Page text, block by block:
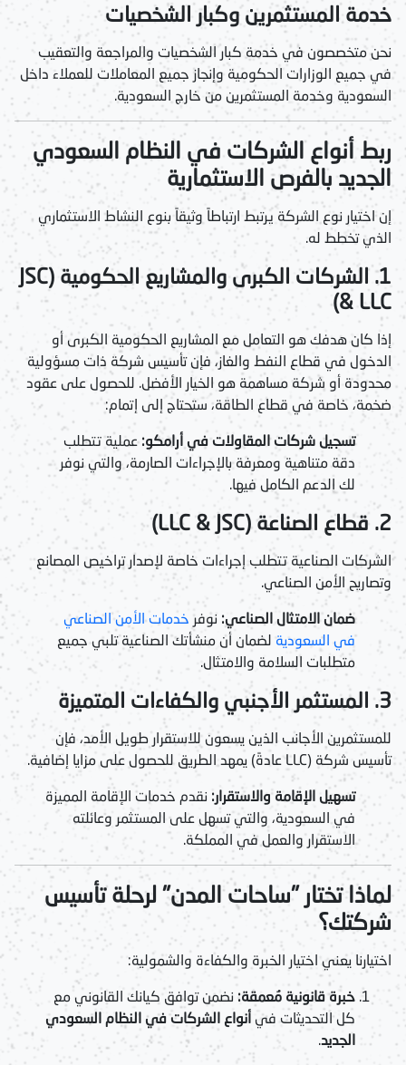
خدمة المستثمرين وكبار الشخصيات
نحن متخصصون في خدمة كبار الشخصيات والمراجعة والتعقيب
في جميع الوزارات الحكومية وإنجاز جميع المعاملات للعملاء داخل
السعودية وخدمة المستثمرين من خارج السعودية.
ربط أنواع الشركات في النظام السعودي
الجديد بالفرص الاستثمارية
إن اختيار نوع الشركة يرتبط ارتباطاً وثيقاً بنوع النشاط الاستثماري
الذي تخطط له.
1. الشركات الكبرى والمشاريع الحكومية (JSC
& LLC)
إذا كان هدفك هو التعامل مع المشاريع الحكومية الكبرى أو
الدخول في قطاع النفط والغاز، فإن تأسيس شركة ذات مسؤولية
محدودة أو شركة مساهمة هو الخيار الأفضل. للحصول على عقود
ضخمة، خاصة في قطاع الطاقة، ستحتاج إلى إتمام:
تسجيل شركات المقاولات في أرامكو: عملية تتطلب
دقة متناهية ومعرفة بالإجراءات الصارمة، والتي نوفر
لك الدعم الكامل فيها.
2. قطاع الصناعة (LLC & JSC)
الشركات الصناعية تتطلب إجراءات خاصة لإصدار تراخيص المصانع
وتصاريح الأمن الصناعي.
ضمان الامتثال الصناعي: نوفر خدمات الأمن الصناعي
في السعودية لضمان أن منشأتك الصناعية تلبي جميع
متطلبات السلامة والامتثال.
3. المستثمر الأجنبي والكفاءات المتميزة
للمستثمرين الأجانب الذين يسعون للاستقرار طويل الأمد، فإن
تأسيس شركة (LLC عادةً) يمهد الطريق للحصول على مزايا إضافية.
تسهيل الإقامة والاستقرار: نقدم خدمات الإقامة المميزة
في السعودية، والتي تسهل على المستثمر وعائلته
الاستقرار والعمل في المملكة.
لماذا تختار "ساحات المدن" لرحلة تأسيس
شركتك؟
اختيارنا يعني اختيار الخبرة والكفاءة والشمولية:
خبرة قانونية مُعمقة: نضمن توافق كيانك القانوني مع
كل التحديثات في أنواع الشركات في النظام السعودي
الجديد.